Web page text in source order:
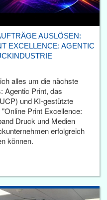
AUSLÖSEN:
EXCELLENCE: AGENTIC
alles um die nächste
Agentic Print, das
und KI-gestützte
Print Excellence:
Druck und Medien
erfolgreich
können.